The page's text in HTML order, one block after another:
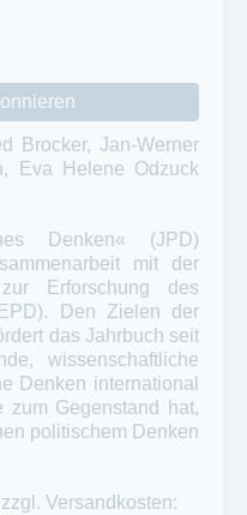
Brocker, Jan-Werner
Eva Helene Odzuck
Denken« (JPD)
mit der
Erforschung des
Den Zielen der
das Jahrbuch seit
wissenschaftliche
Denken international
Gegenstand hat,
politischem Denken
Versandkosten: